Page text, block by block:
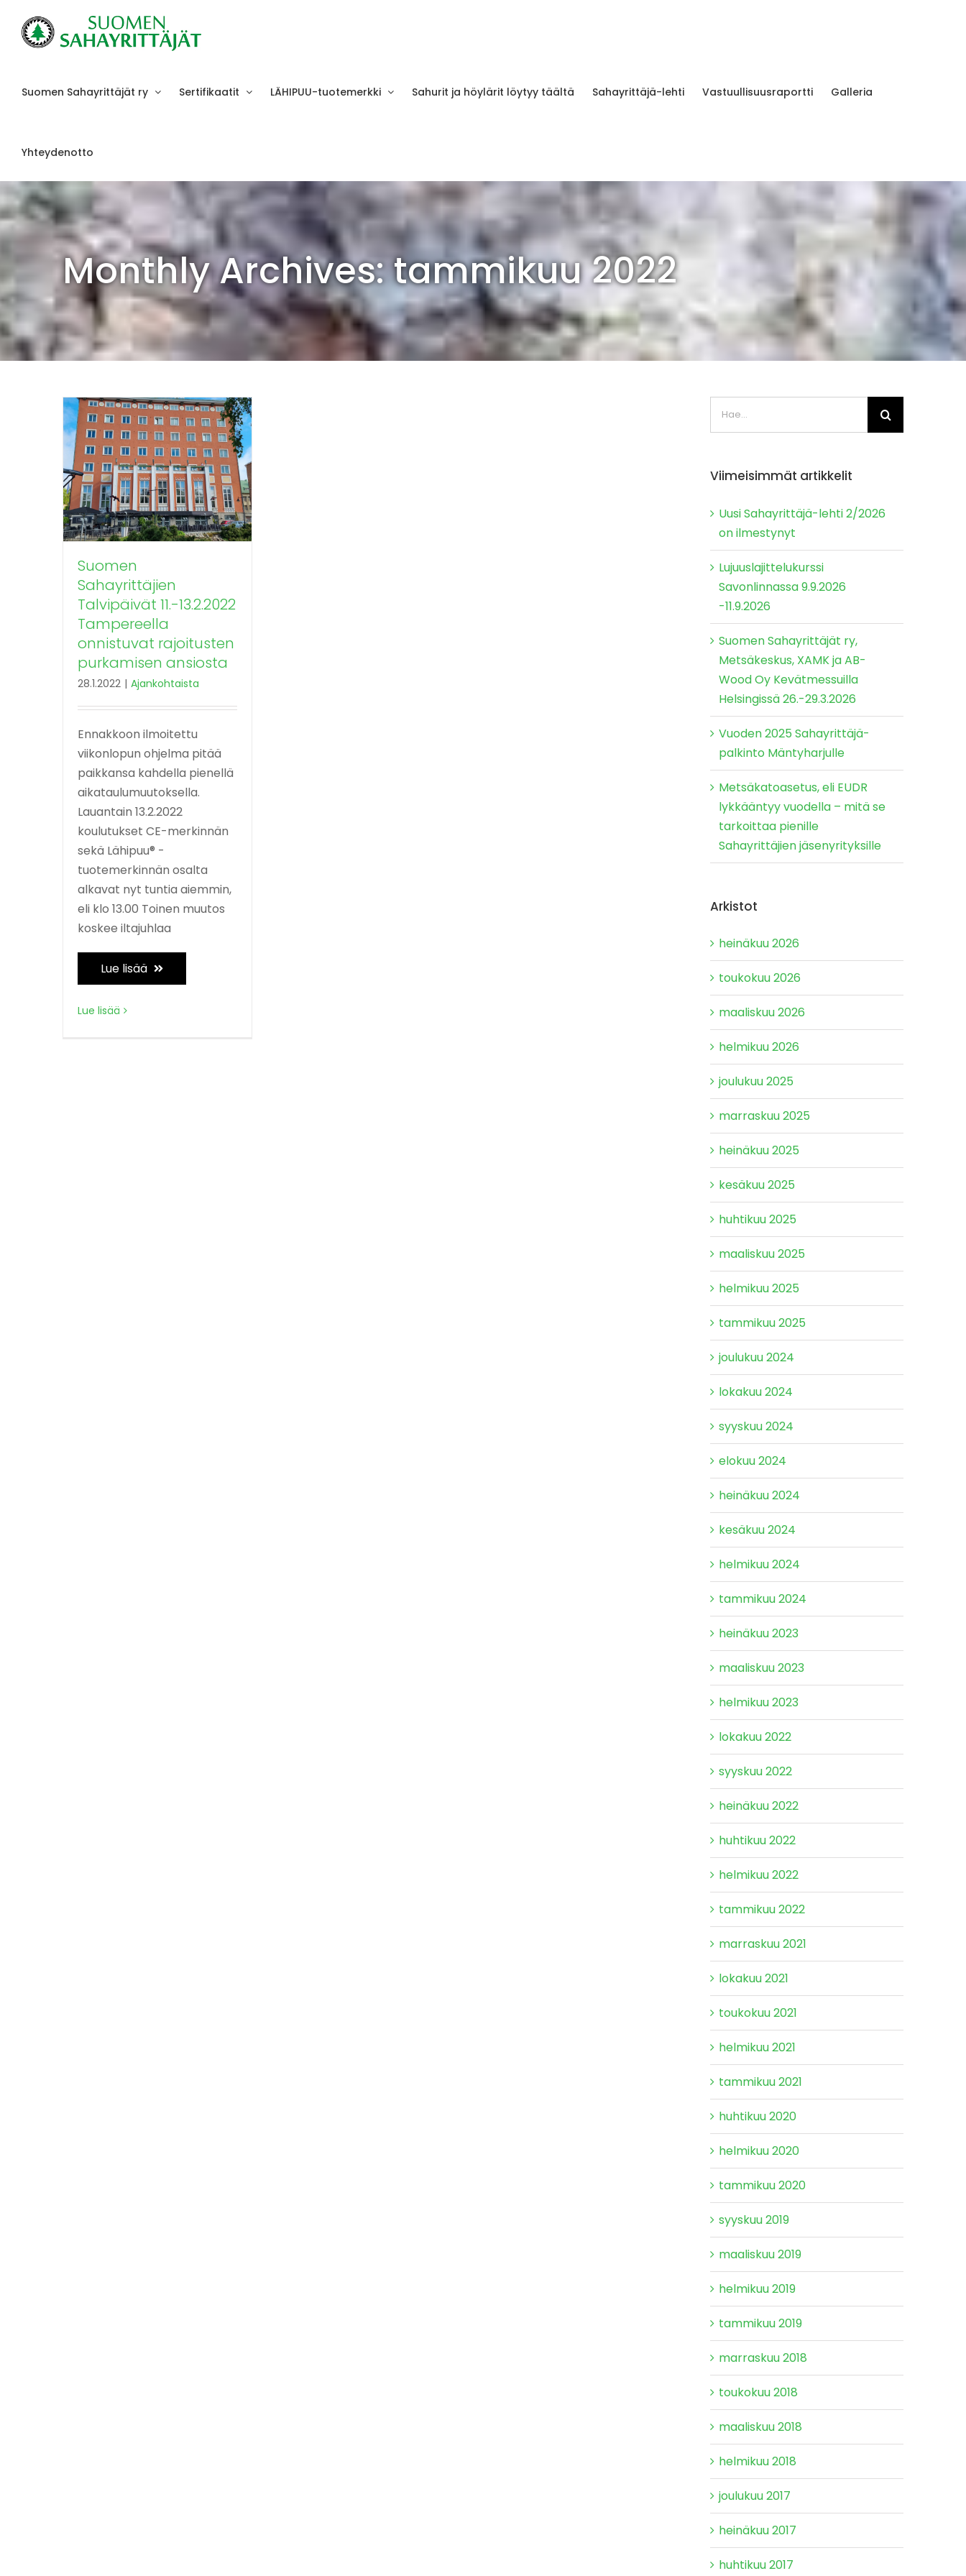
content
Suomen Sahayrittäjät ry Sertifikaatit LÄHIPUU-tuotemerkki Sahurit ja höylärit löytyy täältä Sahayrittäjä-lehti Vastuullisuusraportti Galleria
Yhteydenotto
Monthly Archives:tammikuu 2022
Suomen
Sahayrittäjien
Talvipäivät 11.-13.2.2022
Tampereella
onnistuvat rajoitusten
purkamisen ansiosta
28.1.2022 | Ajankohtaista
Ennakkoon ilmoitettu
viikonlopun ohjelma pitää
paikkansa kahdella pienellä
aikataulumuutoksella.
Lauantain 13.2.2022
koulutukset CE-merkinnän
sekä Lähipuu® -
tuotemerkinnän osalta
alkavat nyt tuntia aiemmin,
eli klo 13.00 Toinen muutos
koskee iltajuhlaa
Lue lisää
Lue lisää
Viimeisimmät artikkelit
Uusi Sahayrittäjä-lehti 2/2026
on ilmestynyt
Lujuuslajittelukurssi
Savonlinnassa 9.9.2026
-11.9.2026
Suomen Sahayrittäjät ry,
Metsäkeskus, XAMK ja AB-
Wood Oy Kevätmessuilla
Helsingissä 26.-29.3.2026
Vuoden 2025 Sahayrittäjä-
palkinto Mäntyharjulle
Metsäkatoasetus, eli EUDR
lykkääntyy vuodella – mitä se
tarkoittaa pienille
Sahayrittäjien jäsenyrityksille
Arkistot
heinäkuu 2026
toukokuu 2026
maaliskuu 2026
helmikuu 2026
joulukuu 2025
marraskuu 2025
heinäkuu 2025
kesäkuu 2025
huhtikuu 2025
maaliskuu 2025
helmikuu 2025
tammikuu 2025
joulukuu 2024
lokakuu 2024
syyskuu 2024
elokuu 2024
heinäkuu 2024
kesäkuu 2024
helmikuu 2024
tammikuu 2024
heinäkuu 2023
maaliskuu 2023
helmikuu 2023
lokakuu 2022
syyskuu 2022
heinäkuu 2022
huhtikuu 2022
helmikuu 2022
tammikuu 2022
marraskuu 2021
lokakuu 2021
toukokuu 2021
helmikuu 2021
tammikuu 2021
huhtikuu 2020
helmikuu 2020
tammikuu 2020
syyskuu 2019
maaliskuu 2019
helmikuu 2019
tammikuu 2019
marraskuu 2018
toukokuu 2018
maaliskuu 2018
helmikuu 2018
joulukuu 2017
heinäkuu 2017
huhtikuu 2017